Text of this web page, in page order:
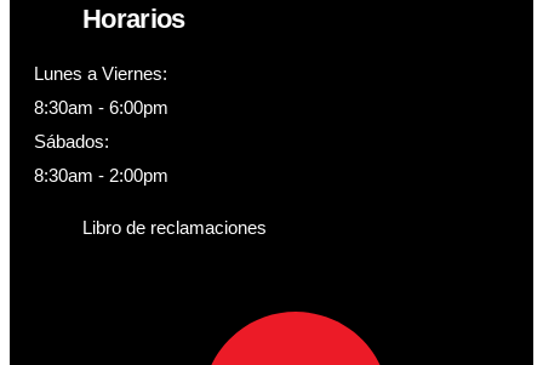
Horarios
Lunes a Viernes:
8:30am - 6:00pm
Sábados:
8:30am - 2:00pm
Libro de reclamaciones